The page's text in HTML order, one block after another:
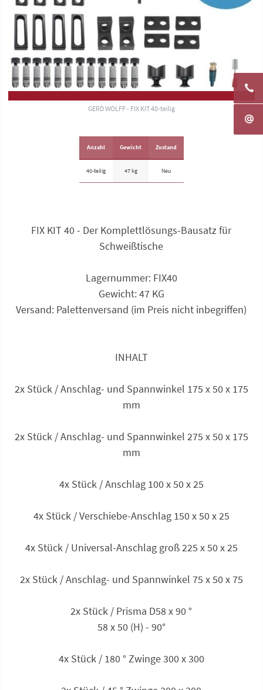
GERD WOLFF - FIX KIT 40-teilig
Anzahl
40-teilig
Gewicht
47 kg
Zustand
Neu
FIX KIT 40 - Der Komplettlösungs-Bausatz für
Schweißtische
Lagernummer: FIX40
Gewicht: 47 KG
Versand: Palettenversand (im Preis nicht inbegriffen)
INHALT
2x Stück / Anschlag- und Spannwinkel 175 x 50 x 175
mm
2x Stück / Anschlag- und Spannwinkel 275 x 50 x 175
mm
4x Stück / Anschlag 100 x 50 x 25
4x Stück / Verschiebe-Anschlag 150 x 50 x 25
4x Stück / Universal-Anschlag groß 225 x 50 x 25
2x Stück / Anschlag- und Spannwinkel 75 x 50 x 75
2x Stück / Prisma D58 x 90 °
58 x 50 (H) - 90°
4x Stück / 180 ° Zwinge 300 x 300